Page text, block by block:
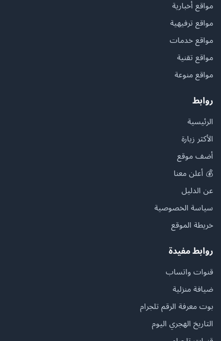
مواقع أخبارية
مواقع ترفيهية
مواقع خدمات
مواقع تقنية
مواقع منوعة
روابط
الرئيسية
الأكثر زيارة
أضف موقع
💰 أعلن معنا
عن الدليل
سياسة الخصوصية
خريطة الموقع
روابط مفيدة
قنوات واتساب
ضيافة منزلية
بوت معرفة الرقم تلجرام
التاريخ الهجري اليوم